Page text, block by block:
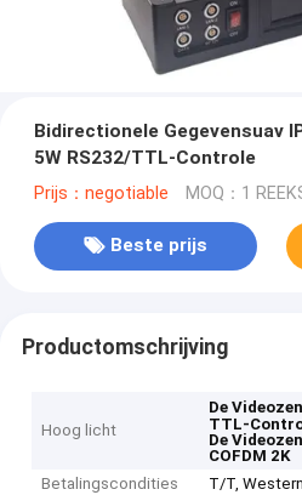
Bidirectionele Gegevensuav
5W RS232/TTL-Controle
Prijs：negotiable MOQ：1
Beste prijs
Productomschrijving
Hoog licht
De
TTL-
De
COFDM 2K
Betalingscondities
T/T,